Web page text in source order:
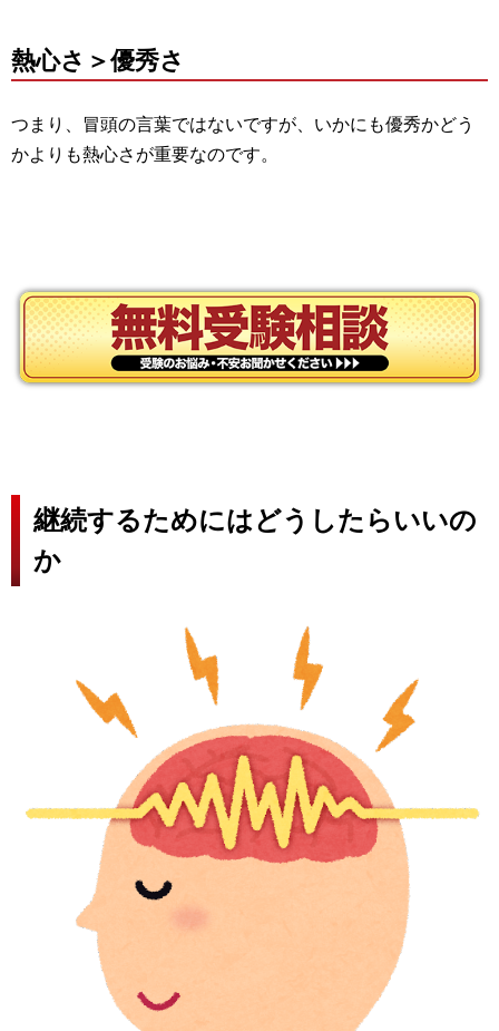
熱心さ＞優秀さ
つまり、冒頭の言葉ではないですが、いかにも優秀かどう
かよりも熱心さが重要なのです。
継続するためにはどうしたらいいの
か